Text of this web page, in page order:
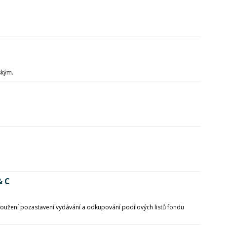
C
pozastavení vydávání a odkupování podílových listů fondu